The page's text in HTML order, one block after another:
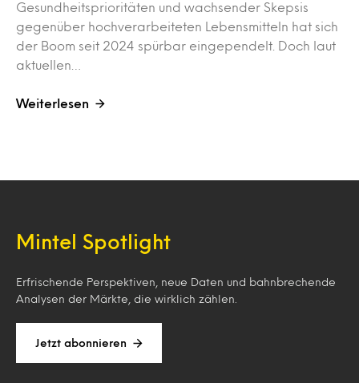
Gesundheitsprioritäten und wachsender Skepsis
gegenüber hochverarbeiteten Lebensmitteln hat sich
der Boom seit 2024 spürbar eingependelt. Doch laut
aktuellen…
Weiterlesen
Mintel Spotlight
Erfrischende Perspektiven, neue Daten und bahnbrechende
Analysen der Märkte, die wirklich zählen.
Jetzt abonnieren